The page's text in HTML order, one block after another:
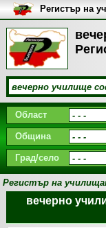
Регистър на
Област
Община
Град/село
Регистър на
вечерно